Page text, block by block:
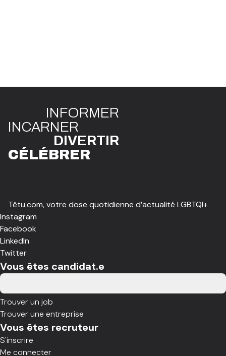
INFORMER
INCARNER
DIVERTIR
CÉLÉBRER
Têtu.com, votre dose quotidienne d’actualité LGBTQI+
Instagram
Facebook
LinkedIn
Twitter
Vous êtes candidat.e
Trouver un job
Trouver une entreprise
Vous êtes recruteur
S'inscrire
Me connecter